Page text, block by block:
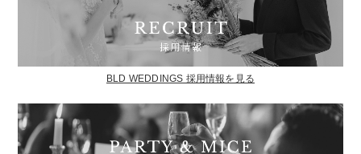
BLD WEDDINGS 採用情報を見る